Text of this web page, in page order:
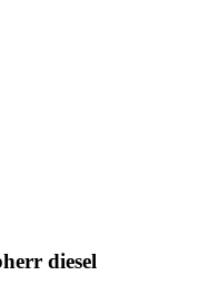
diesel